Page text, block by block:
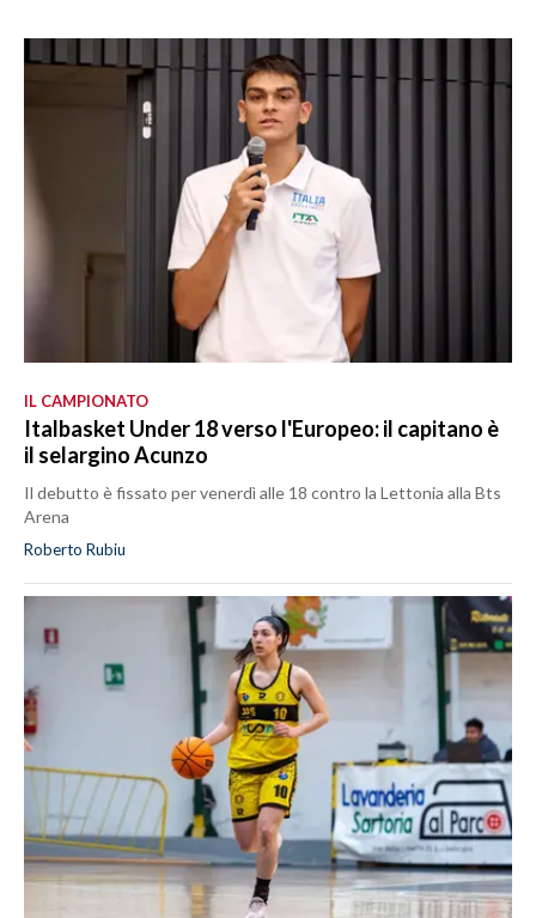
IL CAMPIONATO
Italbasket Under 18 verso l'Europeo: il capitano è
il selargino Acunzo
Il debutto è fissato per venerdì alle 18 contro la Lettonia alla Bts
Arena
Roberto Rubiu